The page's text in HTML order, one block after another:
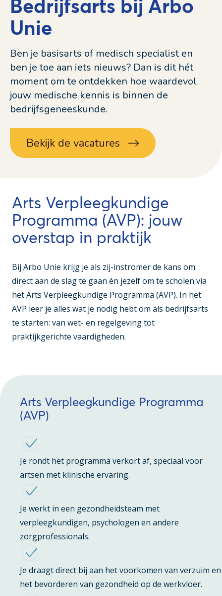
Bedrijfsarts bij Arbo
Unie
Bekijk de vacatures
Ben je basisarts of medisch specialist en
ben je toe aan iets nieuws? Dan is dit hét
moment om te ontdekken hoe waardevol
jouw medische kennis is binnen de
bedrijfsgeneeskunde.
Arts Verpleegkundige
Programma (AVP): jouw
overstap in praktijk
Bij Arbo Unie krijg je als zij-instromer de kans om
direct aan de slag te gaan én jezelf om te scholen via
het Arts Verpleegkundige Programma (AVP). In het
AVP leer je alles wat je nodig hebt om als bedrijfsarts
te starten: van wet- en regelgeving tot
praktijkgerichte vaardigheden.
Arts Verpleegkundige Programma
(AVP)
Je rondt het programma verkort af, speciaal voor
artsen met klinische ervaring.
Je werkt in een gezondheidsteam met
verpleegkundigen, psychologen en andere
zorgprofessionals.
Je draagt direct bij aan het voorkomen van verzuim en
het bevorderen van gezondheid op de werkvloer.